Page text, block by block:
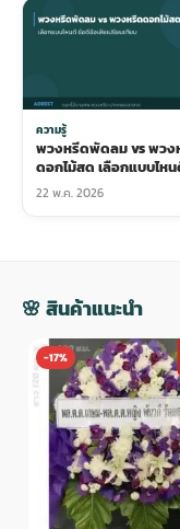
ความรู้
พวงหรีดพัดลม vs พวง
ดอกไม้สด เลือกแบบไห
ข้อเสียครบ
22 พ.ค. 2026
🌸 สินค้าแนะนำ
-17%